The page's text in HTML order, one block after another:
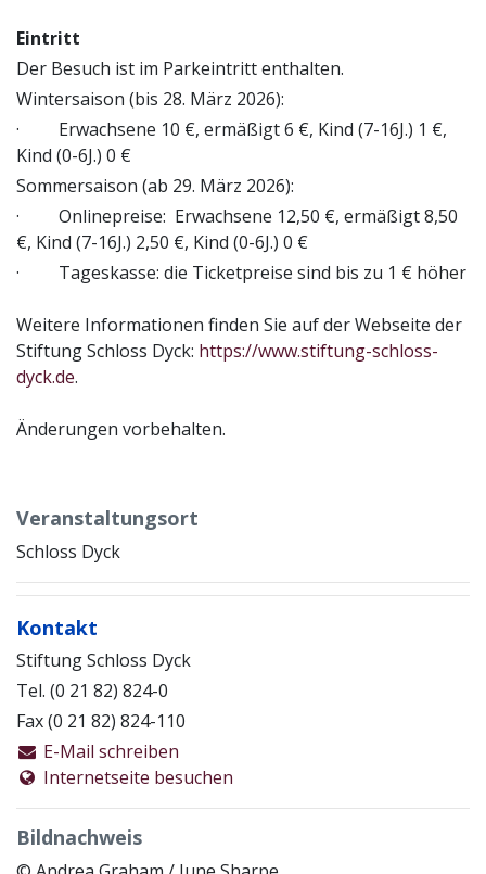
Eintritt
Der Besuch ist im Parkeintritt enthalten.
Wintersaison (bis 28. März 2026):
· Erwachsene 10 €, ermäßigt 6 €, Kind (7-16J.) 1 €,
Kind (0-6J.) 0 €
Sommersaison (ab 29. März 2026):
· Onlinepreise: Erwachsene 12,50 €, ermäßigt 8,50
€, Kind (7-16J.) 2,50 €, Kind (0-6J.) 0 €
· Tageskasse: die Ticketpreise sind bis zu 1 € höher
Weitere Informationen finden Sie auf der Webseite der
Stiftung Schloss Dyck: https://www.stiftung-schloss-
dyck.de.
Änderungen vorbehalten.
Veranstaltungsort
Schloss Dyck
Kontakt
Stiftung Schloss Dyck
Tel. (0 21 82) 824-0
Fax (0 21 82) 824-110
E-Mail schreiben
Internetseite besuchen
Bildnachweis